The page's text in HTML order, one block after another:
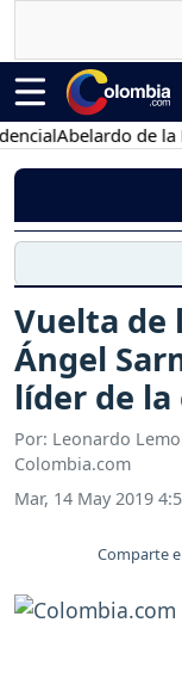
Abelardo de la
Vuelta de
Ángel
líder de
Por: Leonardo
Colombia.com
Mar, 14 May 2019
Comparte